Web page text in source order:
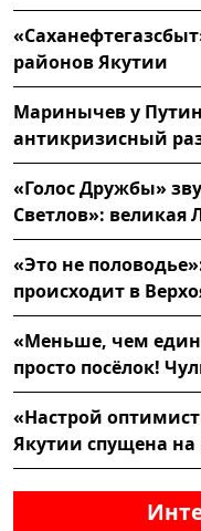
районов Якутии
Маринычев у
антикризисный
«Голос Дружбы»
Светлов»: великая
«Это не
происходит в
«Меньше, чем
просто посёлок!
«Настрой
Якутии спущена